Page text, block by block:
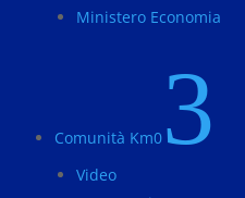
Ministero Economia
Comunità Km0 3
Video